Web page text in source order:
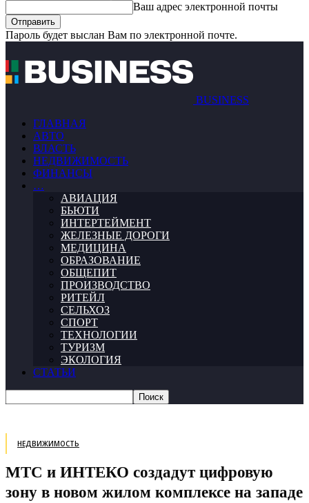
Ваш адрес электронной почты
Пароль будет выслан Вам по электронной почте.
BUSINESS
ГЛАВНАЯ
АВТО
ВЛАСТЬ
НЕДВИЖИМОСТЬ
ФИНАНСЫ
…
АВИАЦИЯ
БЬЮТИ
ИНТЕРТЕЙМЕНТ
ЖЕЛЕЗНЫЕ ДОРОГИ
МЕДИЦИНА
ОБРАЗОВАНИЕ
ОБЩЕПИТ
ПРОИЗВОДСТВО
РИТЕЙЛ
СЕЛЬХОЗ
СПОРТ
ТЕХНОЛОГИИ
ТУРИЗМ
ЭКОЛОГИЯ
СТАТЬИ
НЕДВИЖИМОСТЬ
МТС и ИНТЕКО создадут цифровую
зону в новом жилом комплексе на западе